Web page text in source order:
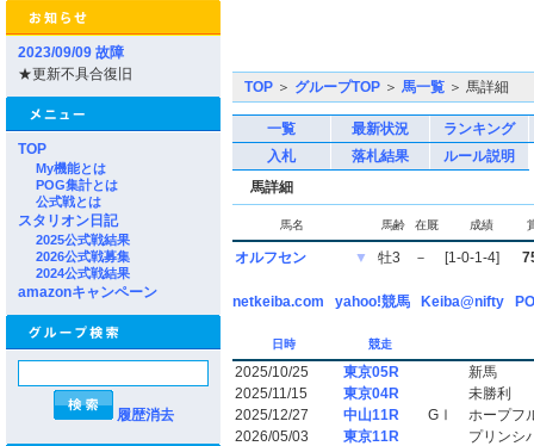
2023/09/09 故障
★更新不具合復旧
TOP
My機能とは
POG集計とは
公式戦とは
スタリオン日記
2025公式戦結果
2026公式戦募集
2024公式戦結果
amazonキャンペーン
履歴消去
TOP ＞ グループTOP ＞ 馬一覧 ＞ 馬詳細
一覧 最新状況
ランキング
入札
落札結果
ルール説明
馬詳細
馬名 馬齢 在厩 成績
オルフセン ▼ 牡3 － [1-0-1-4]
netkeiba.com yahoo!競馬 Keiba@nifty
日時 競走
2025/10/25 東京05R
新馬
2025/11/15
東京04R
未勝利
2025/12/27
中山11R GⅠ
ホープフ
2026/05/03
東京11R
プリンシ